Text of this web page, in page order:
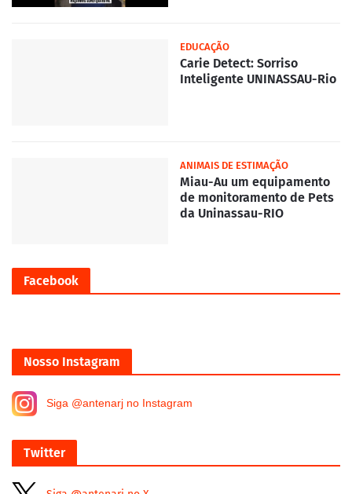
EDUCAÇÃO
Carie Detect: Sorriso
Inteligente UNINASSAU-Rio
ANIMAIS DE ESTIMAÇÃO
Miau-Au um equipamento
de monitoramento de Pets
da Uninassau-RIO
Facebook
Nosso Instagram
Siga @antenarj no Instagram
Twitter